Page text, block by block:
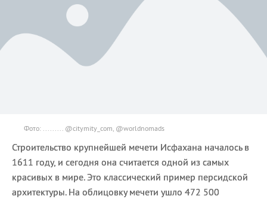
Фото: ......... @citymity_com, @worldnomads
Строительство крупнейшей мечети Исфахана началось в
1611 году, и сегодня она считается одной из самых
красивых в мире. Это классический пример персидской
архитектуры. На облицовку мечети ушло 472 500